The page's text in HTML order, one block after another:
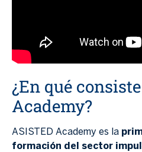
¿En qué
Academy?
ASISTED Academy es la
formación del sector